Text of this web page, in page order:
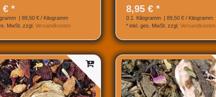
€ *
| 89,50 € / Kilogramm
MwSt. zzgl. Versandkosten
8,95 € *
0.1 Kilogramm | 89,50 € / Kilogramm
* inkl. ges. MwSt. zzgl. Versandkosten